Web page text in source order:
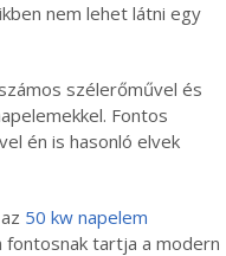
nem lehet látni egy
szélerőművel és
Fontos
én is hasonló elvek
50 kw napelem
fontosnak tartja a modern